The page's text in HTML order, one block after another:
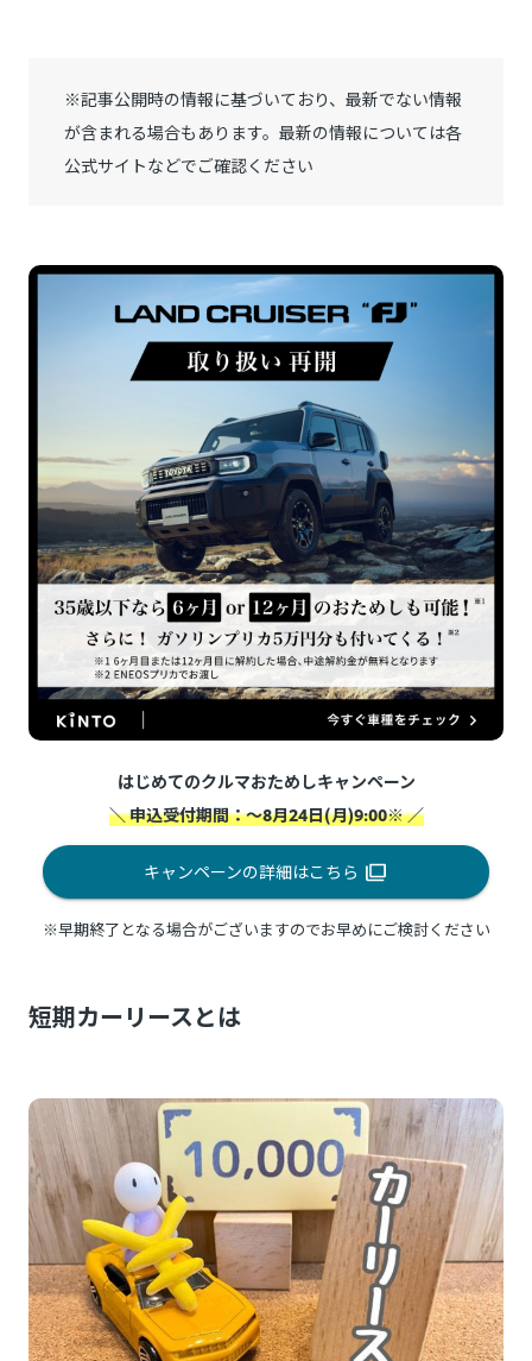
※記事公開時の情報に基づいており、最新でない情報
が含まれる場合もあります。最新の情報については各
公式サイトなどでご確認ください
はじめてのクルマおためしキャンペーン
＼ 申込受付期間：～8月24日(月)9:00※ ／
キャンペーンの詳細はこちら
※早期終了となる場合がございますのでお早めにご検討ください
短期カーリースとは